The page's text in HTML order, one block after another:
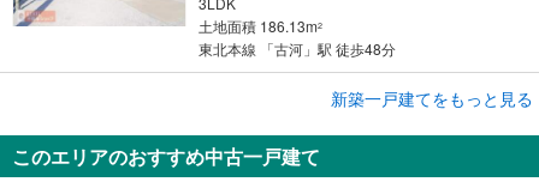
土地面積 186.13m2
東北本線 「古河」駅 徒歩48分
古河市下辺見
新築一戸建てをもっと見る
このエリアのおすすめ中古一戸建て